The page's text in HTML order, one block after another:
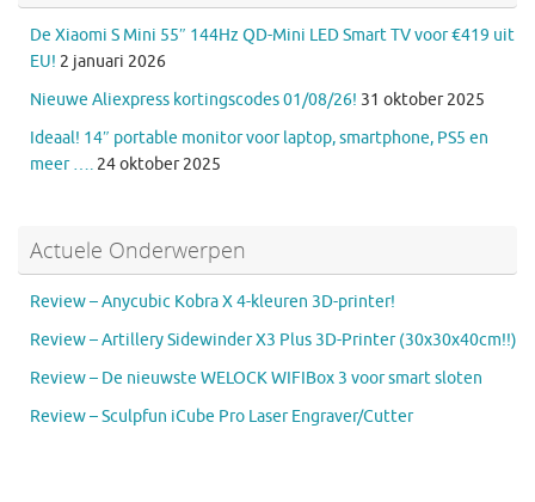
De Xiaomi S Mini 55″ 144Hz QD-Mini LED Smart TV voor €419 uit
EU! 2 januari 2026
Nieuwe Aliexpress kortingscodes 01/08/26! 31 oktober 2025
Ideaal! 14″ portable monitor voor laptop, smartphone, PS5 en
meer …. 24 oktober 2025
Actuele Onderwerpen
Review – Anycubic Kobra X 4-kleuren 3D-printer!
Review – Artillery Sidewinder X3 Plus 3D-Printer (30x30x40cm!!)
Review – De nieuwste WELOCK WIFIBox 3 voor smart sloten
Review – Sculpfun iCube Pro Laser Engraver/Cutter